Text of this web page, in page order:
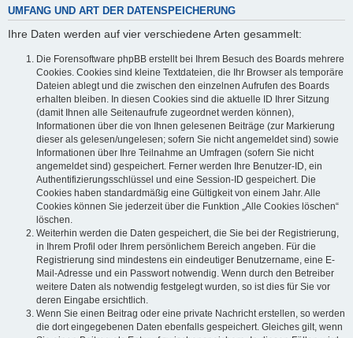
UMFANG UND ART DER DATENSPEICHERUNG
Ihre Daten werden auf vier verschiedene Arten gesammelt:
Die Forensoftware phpBB erstellt bei Ihrem Besuch des Boards mehrere
Cookies. Cookies sind kleine Textdateien, die Ihr Browser als temporäre
Dateien ablegt und die zwischen den einzelnen Aufrufen des Boards
erhalten bleiben. In diesen Cookies sind die aktuelle ID Ihrer Sitzung
(damit Ihnen alle Seitenaufrufe zugeordnet werden können),
Informationen über die von Ihnen gelesenen Beiträge (zur Markierung
dieser als gelesen/ungelesen; sofern Sie nicht angemeldet sind) sowie
Informationen über Ihre Teilnahme an Umfragen (sofern Sie nicht
angemeldet sind) gespeichert. Ferner werden Ihre Benutzer-ID, ein
Authentifizierungsschlüssel und eine Session-ID gespeichert. Die
Cookies haben standardmäßig eine Gültigkeit von einem Jahr. Alle
Cookies können Sie jederzeit über die Funktion „Alle Cookies löschen“
löschen.
Weiterhin werden die Daten gespeichert, die Sie bei der Registrierung,
in Ihrem Profil oder Ihrem persönlichem Bereich angeben. Für die
Registrierung sind mindestens ein eindeutiger Benutzername, eine E-
Mail-Adresse und ein Passwort notwendig. Wenn durch den Betreiber
weitere Daten als notwendig festgelegt wurden, so ist dies für Sie vor
deren Eingabe ersichtlich.
Wenn Sie einen Beitrag oder eine private Nachricht erstellen, so werden
die dort eingegebenen Daten ebenfalls gespeichert. Gleiches gilt, wenn